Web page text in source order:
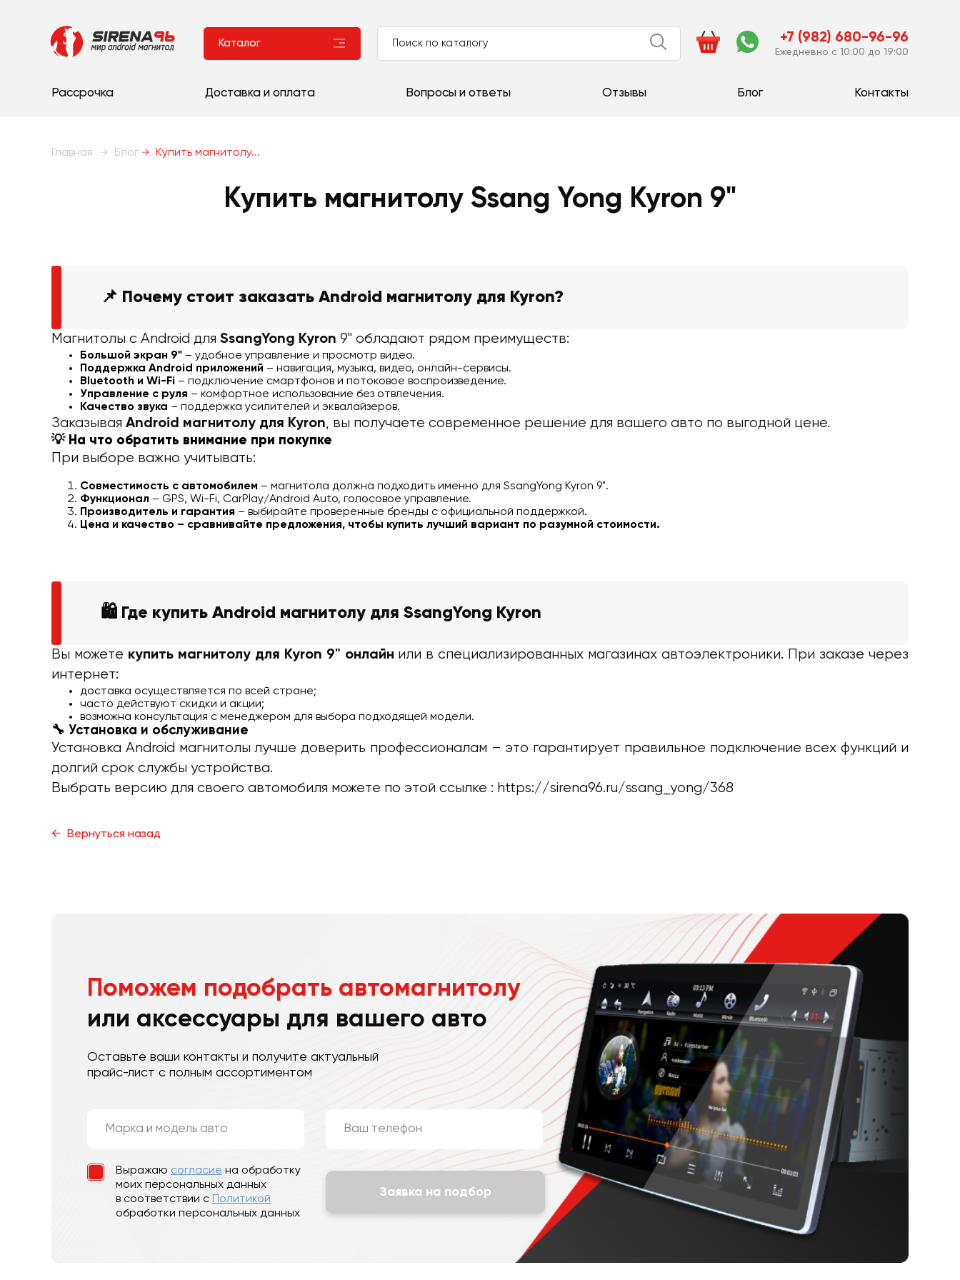
Каталог +7 (982) 680-96-96
Ежедневно с 10:00 до 19:00
Рассрочка Доставка и оплата Вопросы и ответы Отзывы Блог Контакты
Главная Блог Купить магнитолу...
Купить магнитолу Ssang Yong Kyron 9"
📌 Почему стоит заказать Android магнитолу для Kyron?
Магнитолы с Android для SsangYong Kyron 9" обладают рядом преимуществ:
Большой экран 9" – удобное управление и просмотр видео.
Поддержка Android приложений – навигация, музыка, видео, онлайн-сервисы.
Bluetooth и Wi-Fi – подключение смартфонов и потоковое воспроизведение.
Управление с руля – комфортное использование без отвлечения.
Качество звука – поддержка усилителей и эквалайзеров.
Заказывая Android магнитолу для Kyron, вы получаете современное решение для вашего авто по выгодной цене.
💡 На что обратить внимание при покупке
При выборе важно учитывать:
Совместимость с автомобилем – магнитола должна подходить именно для SsangYong Kyron 9".
Функционал – GPS, Wi-Fi, CarPlay/Android Auto, голосовое управление.
Производитель и гарантия – выбирайте проверенные бренды с официальной поддержкой.
Цена и качество – сравнивайте предложения, чтобы купить лучший вариант по разумной стоимости.
🛍️ Где купить Android магнитолу для SsangYong Kyron
Вы можете купить магнитолу для Kyron 9" онлайн или в специализированных магазинах автоэлектроники. При заказе через
интернет:
доставка осуществляется по всей стране;
часто действуют скидки и акции;
возможна консультация с менеджером для выбора подходящей модели.
🔧 Установка и обслуживание
Установка Android магнитолы лучше доверить профессионалам – это гарантирует правильное подключение всех функций и
долгий срок службы устройства.
Выбрать версию для своего автомобиля можете по этой ссылке : https://sirena96.ru/ssang_yong/368
Вернуться назад
Поможем подобрать автомагнитолу
или аксессуары для вашего авто
Оставьте ваши контакты и получите актуальный
прайс-лист с полным ассортиментом
Выражаю согласие на обработку
моих персональных данных
в соответствии с Политикой
обработки персональных данных
Заявка на подбор